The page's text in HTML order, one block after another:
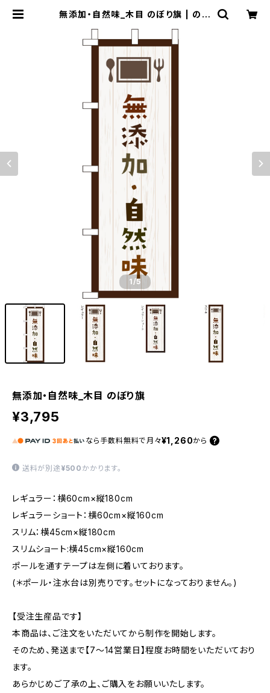
無添加・自然味_木目 のぼり旗 | のぼ
1/5
無添加・自然味_木目 のぼり旗
¥3,795
なら 手数料無料で 月々¥1,260から
送料が別途 ¥500 かかります。
レギュラー：横60cm×縦180cm
レギュラーショート：横60cm×縦160cm
スリム：横45cm×縦180cm
スリムショート:横45cm×縦160cm
ポールを通すテープは左側に着いております。
(＊ポール・注水台は別売りです。セットになっておりません。)
【受注生産品です】
本商品は、ご注文をいただいてから制作を開始します。
そのため、発送まで【7〜14営業日】程度お時間をいただいており
ます。
あらかじめご了承の上、ご購入をお願いいたします。